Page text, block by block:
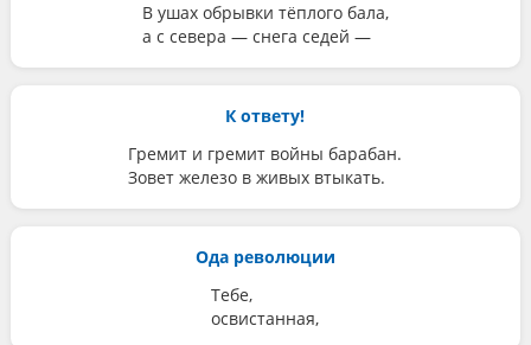
В ушах обрывки тёплого бала,
а с севера — снега седей —
К ответу!
Гремит и гремит войны барабан.
Зовет железо в живых втыкать.
Ода революции
Тебе,
освистанная,